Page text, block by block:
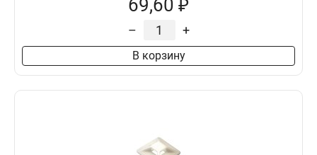
69,60 ₽
– +
В корзину